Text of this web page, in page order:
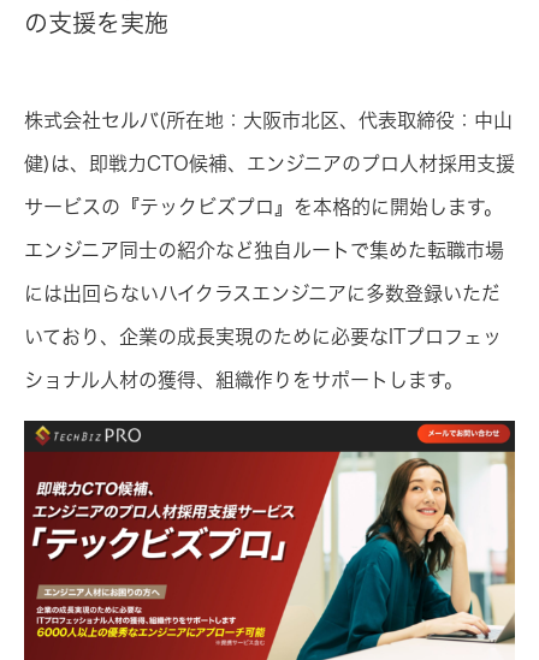
の支援を実施
株式会社セルバ(所在地：大阪市北区、代表取締役：中山
健)は、即戦力CTO候補、エンジニアのプロ人材採用支援
サービスの『テックビズプロ』を本格的に開始します。
エンジニア同士の紹介など独自ルートで集めた転職市場
には出回らないハイクラスエンジニアに多数登録いただ
いており、企業の成長実現のために必要なITプロフェッ
ショナル人材の獲得、組織作りをサポートします。